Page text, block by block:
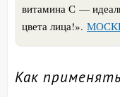
витамина С —
цвета лица!».
Как